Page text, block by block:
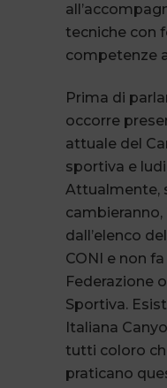
tecniche con
competenze
Prima di
occorre
attuale del
sportiva e
Attualmente,
dall’elenco
CONI e non
Federazione
Sportiva.
Italiana
tutti coloro
praticano